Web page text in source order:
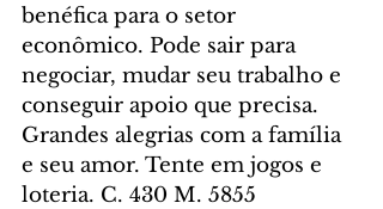
benéfica para o setor
econômico. Pode sair para
negociar, mudar seu trabalho e
conseguir apoio que precisa.
Grandes alegrias com a família
e seu amor. Tente em jogos e
loteria. C. 430 M. 5855